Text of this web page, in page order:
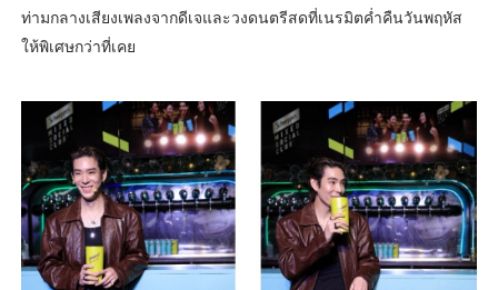
ท่ามกลางเสียงเพลงจากดีเจและวงดนตรีสดที่เนรมิตค่ำคืนวันพฤหัส
ให้พิเศษกว่าที่เคย